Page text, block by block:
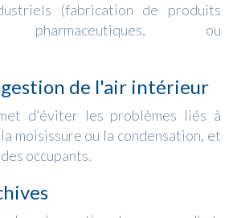
(fabrication de produits
pharmaceutiques, ou
de l'air intérieur
d'éviter les problèmes liés à
moisissure ou la condensation, et
occupants.